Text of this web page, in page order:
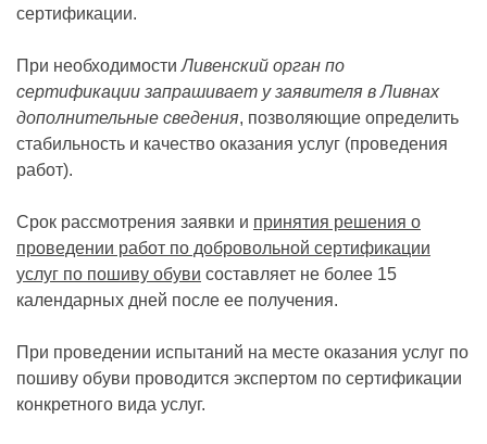
сертификации.
При необходимостиЛивенский орган по
сертификации запрашивает у заявителя в Ливнах
дополнительные сведения, позволяющие определить
стабильность и качество оказания услуг (проведения
работ).
Срок рассмотрения заявки и принятия решения о
проведении работ по добровольной сертификации
услуг по пошиву обуви составляет не более 15
календарных дней после ее получения.
При проведении испытаний на месте оказания услуг по
пошиву обуви проводится экспертом по сертификации
конкретного вида услуг.